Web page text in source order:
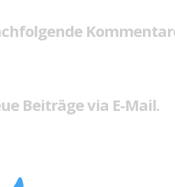
Beiträge via E-Mail.